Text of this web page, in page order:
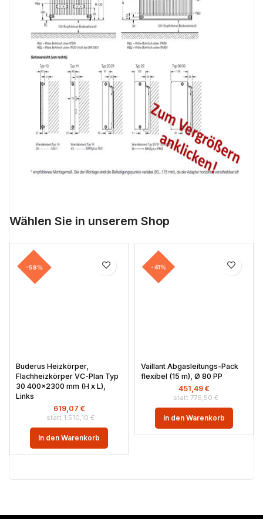
Wählen Sie in unserem Shop
-58%
Buderus Heizkörper,
Flachheizkörper VC-Plan Typ
30 400×2300 mm (H x L),
Links
1.510,10 €
619,07 €
In den Warenkorb
-41%
Vaillant Abgasleitungs-Pack
flexibel (15 m), Ø 80 PP
776,50 €
451,49 €
In den Warenkorb